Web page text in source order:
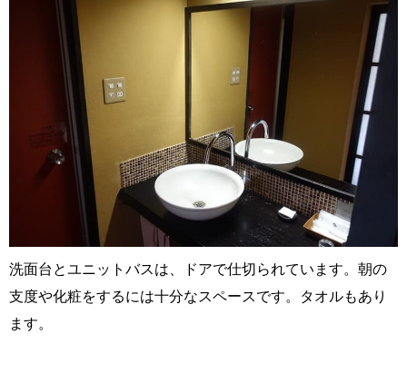
洗面台とユニットバスは、ドアで仕切られています。朝の
支度や化粧をするには十分なスペースです。タオルもあり
ます。